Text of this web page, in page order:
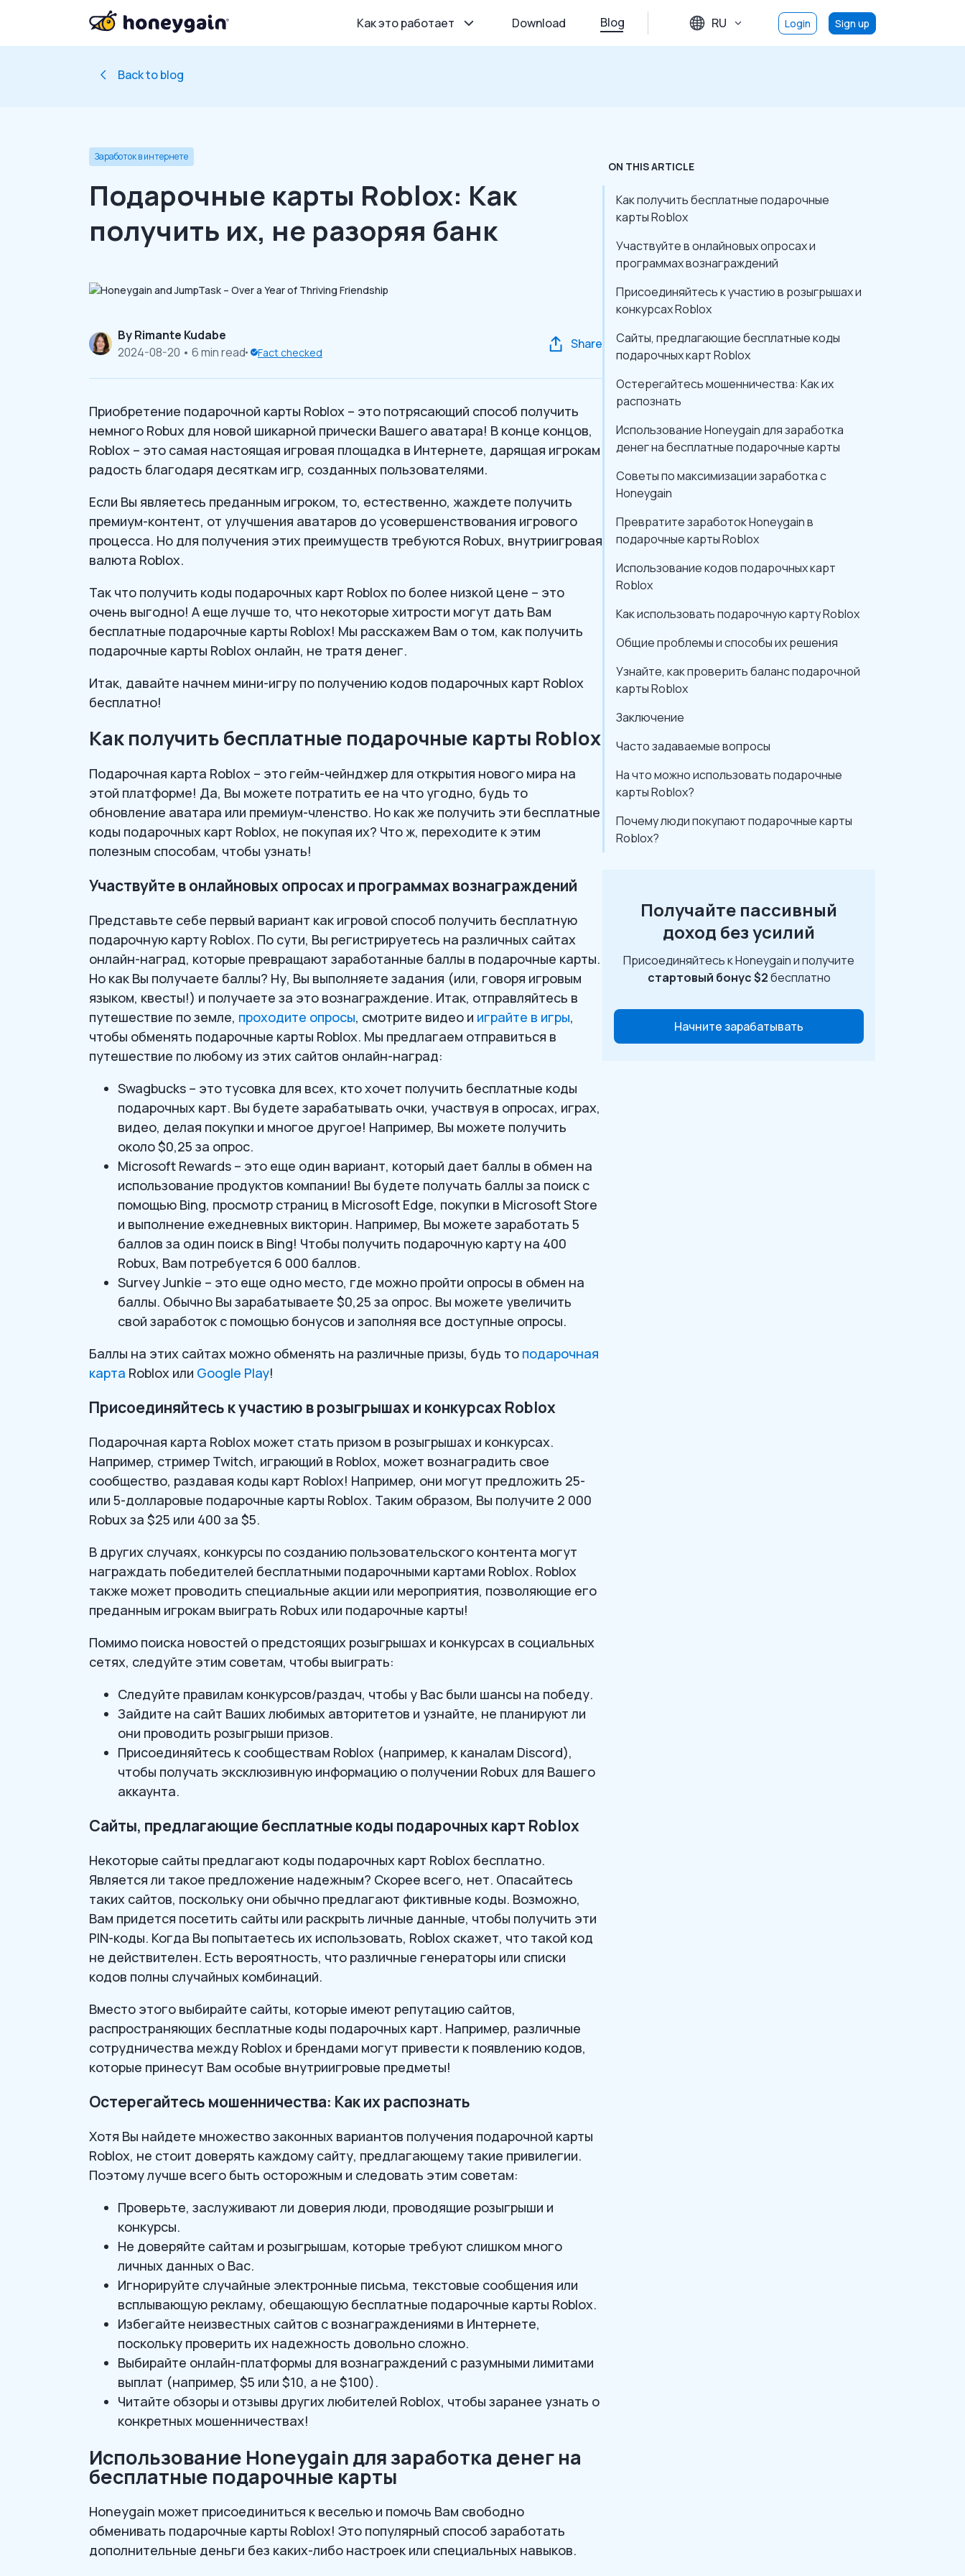
Как это работает Download Blog RU Login Sign up
Back to blog
Заработок в интернете
Подарочные карты Roblox: Как
получить их, не разоряя банк
ByRimante Kudabe
2024-08-20 • 6 min read Fact checked
Share
Приобретение подарочной карты Roblox – это потрясающий способ получить
немного Robux для новой шикарной прически Вашего аватара! В конце концов,
Roblox – это самая настоящая игровая площадка в Интернете, дарящая игрокам
радость благодаря десяткам игр, созданных пользователями.
Если Вы являетесь преданным игроком, то, естественно, жаждете получить
премиум-контент, от улучшения аватаров до усовершенствования игрового
процесса. Но для получения этих преимуществ требуются Robux, внутриигровая
валюта Roblox.
Так что получить коды подарочных карт Roblox по более низкой цене – это
очень выгодно! А еще лучше то, что некоторые хитрости могут дать Вам
бесплатные подарочные карты Roblox! Мы расскажем Вам о том, как получить
подарочные карты Roblox онлайн, не тратя денег.
Итак, давайте начнем мини-игру по получению кодов подарочных карт Roblox
бесплатно!
Как получить бесплатные подарочные карты Roblox
Подарочная карта Roblox – это гейм-чейнджер для открытия нового мира на
этой платформе! Да, Вы можете потратить ее на что угодно, будь то
обновление аватара или премиум-членство. Но как же получить эти бесплатные
коды подарочных карт Roblox, не покупая их? Что ж, переходите к этим
полезным способам, чтобы узнать!
Участвуйте в онлайновых опросах и программах вознаграждений
Представьте себе первый вариант как игровой способ получить бесплатную
подарочную карту Roblox. По сути, Вы регистрируетесь на различных сайтах
онлайн-наград, которые превращают заработанные баллы в подарочные карты.
Но как Вы получаете баллы? Ну, Вы выполняете задания (или, говоря игровым
языком, квесты!) и получаете за это вознаграждение. Итак, отправляйтесь в
путешествие по земле, проходите опросы, смотрите видео и играйте в игры,
чтобы обменять подарочные карты Roblox. Мы предлагаем отправиться в
путешествие по любому из этих сайтов онлайн-наград:
Swagbucks – это тусовка для всех, кто хочет получить бесплатные коды
подарочных карт. Вы будете зарабатывать очки, участвуя в опросах, играх,
видео, делая покупки и многое другое! Например, Вы можете получить
около $0,25 за опрос.
Microsoft Rewards – это еще один вариант, который дает баллы в обмен на
использование продуктов компании! Вы будете получать баллы за поиск с
помощью Bing, просмотр страниц в Microsoft Edge, покупки в Microsoft Store
и выполнение ежедневных викторин. Например, Вы можете заработать 5
баллов за один поиск в Bing! Чтобы получить подарочную карту на 400
Robux, Вам потребуется 6 000 баллов.
Survey Junkie – это еще одно место, где можно пройти опросы в обмен на
баллы. Обычно Вы зарабатываете $0,25 за опрос. Вы можете увеличить
свой заработок с помощью бонусов и заполняя все доступные опросы.
Баллы на этих сайтах можно обменять на различные призы, будь то подарочная
карта Roblox или Google Play!
Присоединяйтесь к участию в розыгрышах и конкурсах Roblox
Подарочная карта Roblox может стать призом в розыгрышах и конкурсах.
Например, стример Twitch, играющий в Roblox, может вознаградить свое
сообщество, раздавая коды карт Roblox! Например, они могут предложить 25-
или 5-долларовые подарочные карты Roblox. Таким образом, Вы получите 2 000
Robux за $25 или 400 за $5.
В других случаях, конкурсы по созданию пользовательского контента могут
награждать победителей бесплатными подарочными картами Roblox. Roblox
также может проводить специальные акции или мероприятия, позволяющие его
преданным игрокам выиграть Robux или подарочные карты!
Помимо поиска новостей о предстоящих розыгрышах и конкурсах в социальных
сетях, следуйте этим советам, чтобы выиграть:
Следуйте правилам конкурсов/раздач, чтобы у Вас были шансы на победу.
Зайдите на сайт Ваших любимых авторитетов и узнайте, не планируют ли
они проводить розыгрыши призов.
Присоединяйтесь к сообществам Roblox (например, к каналам Discord),
чтобы получать эксклюзивную информацию о получении Robux для Вашего
аккаунта.
Сайты, предлагающие бесплатные коды подарочных карт Roblox
Некоторые сайты предлагают коды подарочных карт Roblox бесплатно.
Является ли такое предложение надежным? Скорее всего, нет. Опасайтесь
таких сайтов, поскольку они обычно предлагают фиктивные коды. Возможно,
Вам придется посетить сайты или раскрыть личные данные, чтобы получить эти
PIN-коды. Когда Вы попытаетесь их использовать, Roblox скажет, что такой код
не действителен. Есть вероятность, что различные генераторы или списки
кодов полны случайных комбинаций.
Вместо этого выбирайте сайты, которые имеют репутацию сайтов,
распространяющих бесплатные коды подарочных карт. Например, различные
сотрудничества между Roblox и брендами могут привести к появлению кодов,
которые принесут Вам особые внутриигровые предметы!
Остерегайтесь мошенничества: Как их распознать
Хотя Вы найдете множество законных вариантов получения подарочной карты
Roblox, не стоит доверять каждому сайту, предлагающему такие привилегии.
Поэтому лучше всего быть осторожным и следовать этим советам:
Проверьте, заслуживают ли доверия люди, проводящие розыгрыши и
конкурсы.
Не доверяйте сайтам и розыгрышам, которые требуют слишком много
личных данных о Вас.
Игнорируйте случайные электронные письма, текстовые сообщения или
всплывающую рекламу, обещающую бесплатные подарочные карты Roblox.
Избегайте неизвестных сайтов с вознаграждениями в Интернете,
поскольку проверить их надежность довольно сложно.
Выбирайте онлайн-платформы для вознаграждений с разумными лимитами
выплат (например, $5 или $10, а не $100).
Читайте обзоры и отзывы других любителей Roblox, чтобы заранее узнать о
конкретных мошенничествах!
Использование Honeygain для заработка денег на
бесплатные подарочные карты
Honeygain может присоединиться к веселью и помочь Вам свободно
обменивать подарочные карты Roblox! Это популярный способ заработать
дополнительные деньги без каких-либо настроек или специальных навыков.
ON THIS ARTICLE
Как получить бесплатные подарочные
карты Roblox
Участвуйте в онлайновых опросах и
программах вознаграждений
Присоединяйтесь к участию в розыгрышах и
конкурсах Roblox
Сайты, предлагающие бесплатные коды
подарочных карт Roblox
Остерегайтесь мошенничества: Как их
распознать
Использование Honeygain для заработка
денег на бесплатные подарочные карты
Советы по максимизации заработка с
Honeygain
Превратите заработок Honeygain в
подарочные карты Roblox
Использование кодов подарочных карт
Roblox
Как использовать подарочную карту Roblox
Общие проблемы и способы их решения
Узнайте, как проверить баланс подарочной
карты Roblox
Заключение
Часто задаваемые вопросы
На что можно использовать подарочные
карты Roblox?
Почему люди покупают подарочные карты
Roblox?
Получайте пассивный
доход без усилий
Присоединяйтесь к Honeygain и получите
стартовый бонус $2бесплатно
Начните зарабатывать